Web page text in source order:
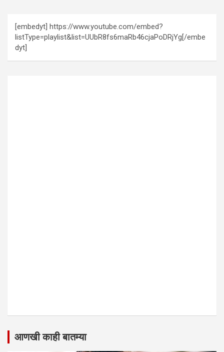
[embedyt] https://www.youtube.com/embed?
listType=playlist&list=UUbR8fs6maRb46cjaPoDRjYg[/embe
dyt]
आणखी काही बातम्या